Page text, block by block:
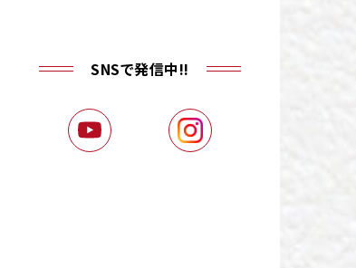
SNSで発信中!!